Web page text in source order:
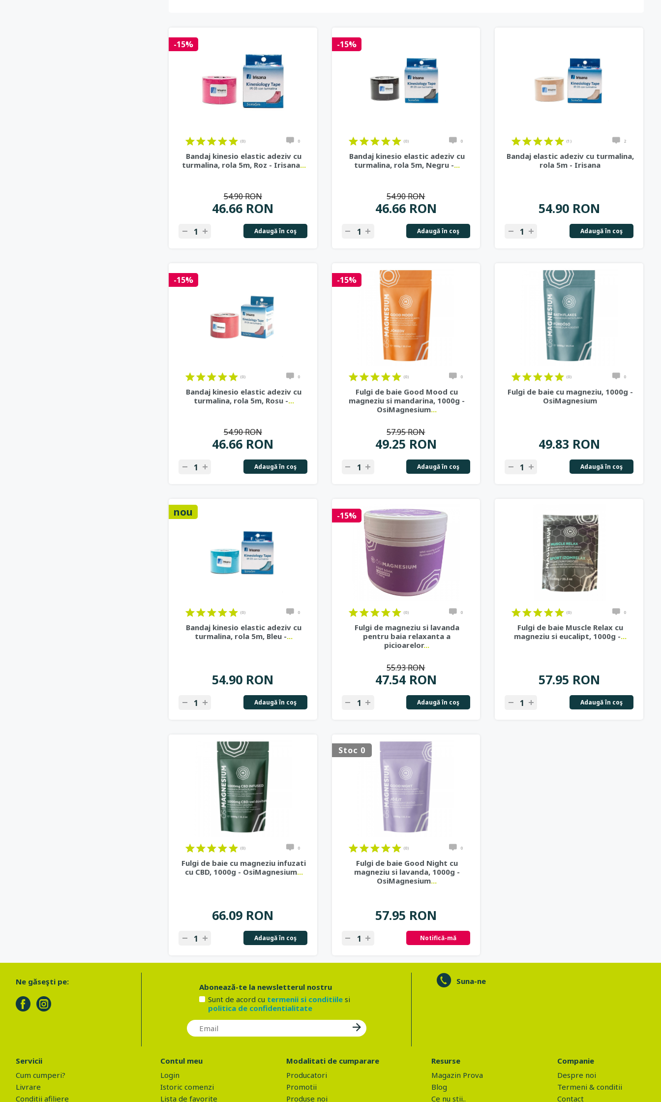
-15%
(0) 0
Bandaj kinesio elastic adeziv cu
turmalina, rola 5m, Roz - Irisana...
46.66 RON
54.90 RON
Adaugă în coş
-15%
(0) 0
Bandaj kinesio elastic adeziv cu
turmalina, rola 5m, Negru -...
46.66 RON
54.90 RON
Adaugă în coş
(1) 2
Bandaj elastic adeziv cu turmalina,
rola 5m - Irisana
54.90 RON
Adaugă în coş
-15%
(0) 0
Bandaj kinesio elastic adeziv cu
turmalina, rola 5m, Rosu -...
46.66 RON
54.90 RON
Adaugă în coş
-15%
(0) 0
Fulgi de baie Good Mood cu
magneziu si mandarina, 1000g -
OsiMagnesium...
49.25 RON
57.95 RON
Adaugă în coş
(0) 0
Fulgi de baie cu magneziu, 1000g -
OsiMagnesium
49.83 RON
Adaugă în coş
nou
(0) 0
Bandaj kinesio elastic adeziv cu
turmalina, rola 5m, Bleu -...
54.90 RON
Adaugă în coş
-15%
(0) 0
Fulgi de magneziu si lavanda
pentru baia relaxanta a
picioarelor...
47.54 RON
55.93 RON
Adaugă în coş
(0) 0
Fulgi de baie Muscle Relax cu
magneziu si eucalipt, 1000g -...
57.95 RON
Adaugă în coş
(0) 0
Fulgi de baie cu magneziu infuzati
cu CBD, 1000g - OsiMagnesium...
66.09 RON
Adaugă în coş
Stoc 0
(0) 0
Fulgi de baie Good Night cu
magneziu si lavanda, 1000g -
OsiMagnesium...
57.95 RON
Notifică-mă
Ne găseşti pe:
Abonează-te la newsletterul nostru
Sunt de acord cu termenii si conditiilesi
politica de confidentialitate
Suna-ne
Servicii
Cum cumperi?
Livrare
Conditii afiliere
Contul meu
Login
Istoric comenzi
Lista de favorite
Modalitati de cumparare
Producatori
Promotii
Produse noi
Resurse
Magazin Prova
Blog
Ce nu stii..
Companie
Despre noi
Termeni & conditii
Contact